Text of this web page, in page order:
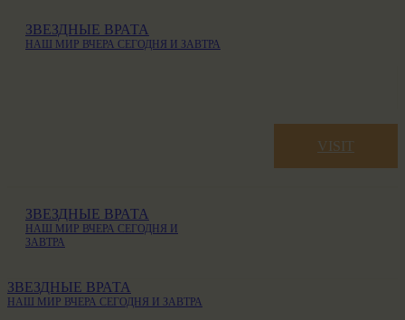
ЗВЕЗДНЫЕ ВРАТА
НАШ МИР ВЧЕРА СЕГОДНЯ И ЗАВТРА
VISIT
ЗВЕЗДНЫЕ ВРАТА
НАШ МИР ВЧЕРА СЕГОДНЯ И
ЗАВТРА
ЗВЕЗДНЫЕ ВРАТА
НАШ МИР ВЧЕРА СЕГОДНЯ И ЗАВТРА